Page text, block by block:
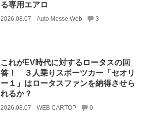
る専用エアロ
2026.08.07 Auto Messe Web 3
これがEV時代に対するロータスの回
答！ ３人乗りスポーツカー「セオリ
ー１」はロータスファンを納得させら
れるか？
2026.08.07 WEB CARTOP 0